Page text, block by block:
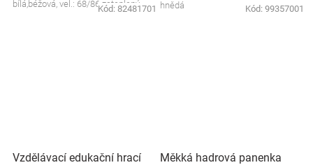
bílá,béžová, vel.: 68/86 zateplený
Kód: 82481701 hnědá
Kód: 99357001
Vzdělávací edukační hrací
Měkká hadrová panenka